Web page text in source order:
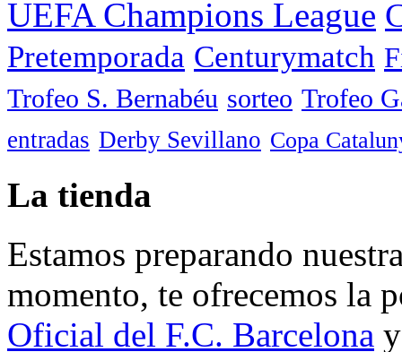
UEFA Champions League
Pretemporada Centurymatch
Trofeo S. Bernabéu sorteo Trofeo
entradas Derby Sevillano Copa
La tienda
Estamos preparando
momento, te ofrecemos la
Oficial del F.C. Barcelona